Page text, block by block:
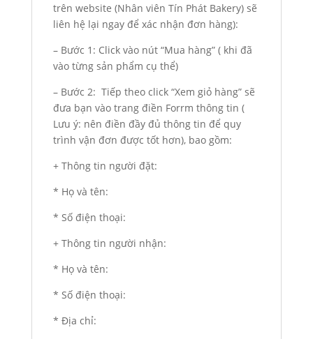
trên website (Nhân viên Tín Phát Bakery) sẽ
liên hệ lại ngay để xác nhận đơn hàng):
– Bước 1: Click vào nút “Mua hàng” ( khi đã
vào từng sản phẩm cụ thể)
– Bước 2: Tiếp theo click “Xem giỏ hàng” sẽ
đưa bạn vào trang điền Forrm thông tin (
Lưu ý: nên điền đầy đủ thông tin để quy
trình vận đơn được tốt hơn), bao gồm:
+ Thông tin người đặt:
* Họ và tên:
* Số điện thoại:
+ Thông tin người nhận:
* Họ và tên:
* Số điện thoại:
* Địa chỉ: